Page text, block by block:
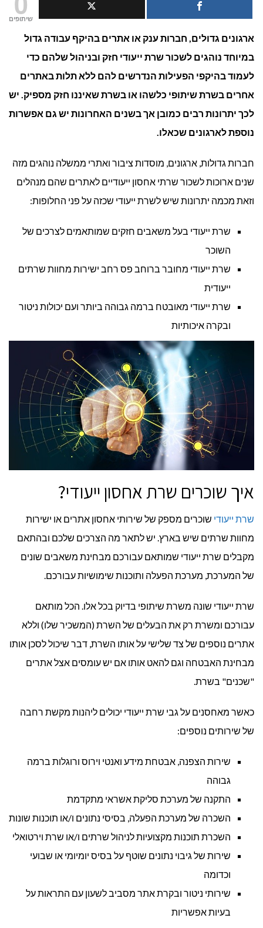
שיתופים
ארגונים גדולים, חברות ענק או אתרים בהיקף עבודה גדול
במיוחד נוהגים לשכור שרת ייעודי חזק ובניהול שלהם כדי
לעמוד בהיקפי הפעילות הנדרשים להם ללא תלות באתרים
אחרים בשרת שיתופי כלשהו או בשרת שאיננו חזק מספיק. יש
לכך יתרונות רבים כמובן אך בשנים האחרונות יש גם אפשרות
נוספת לארגונים שכאלו.
חברות גדולות, ארגונים, מוסדות ציבור ואתרי ממשלה נוהגים מזה
שנים ארוכות לשכור שרתי אחסון ייעודיים לאתרים שהם מנהלים
וזאת מכמה יתרונות שיש לשרת ייעודי שכזה על פני החלופות:
שרת ייעודי בעל משאבים חזקים שמותאמים לצרכים של
השוכר
שרת ייעודי מחובר ברוחב פס רחב ישירות מחוות שרתים
ייעודית
שרת ייעודי מאובטח ברמה גבוהה ביותר ועם יכולות ניטור
ובקרה איכותיות
איך שוכרים שרת אחסון ייעודי?
שרת ייעודי שוכרים מספק של שירותי אחסון אתרים או ישירות
מחוות שרתים שיש בארץ. יש לתאר מה הצרכים שלכם ובהתאם
מקבלים שרת ייעודי שמותאם עבורכם מבחינת משאבים שונים
של המערכת, מערכת הפעלה ותוכנות שימושיות עבורכם.
שרת ייעודי שונה משרת שיתופי בדיוק בכל אלו. הכל מותאם
עבורכם ומשרת רק את הבעלים של השרת (המשכיר שלו) וללא
אתרים נוספים של צד שלישי על אותו השרת, דבר שיכול לסכן אותו
מבחינת האבטחה וגם להאט אותו אם יש עומסים אצל אתרים
"שכנים" בשרת.
כאשר מאחסנים על גבי שרת ייעודי יכולים ליהנות מקשת רחבה
של שירותים נוספים:
שירות הצפנה, אבטחת מידע ואנטי וירוס ורוגלות ברמה
גבוהה
התקנה של מערכת סליקת אשראי מתקדמת
השכרה של מערכת הפעלה, בסיסי נתונים ו/או תוכנות שונות
השכרת תוכנות מקצועיות לניהול שרתים ו/או שרת וירטואלי
שירות של גיבוי נתונים שוטף על בסיס יומיומי או שבועי
וכדומה
שירותי ניטור ובקרת אתר מסביב לשעון עם התראות על
בעיות אפשריות